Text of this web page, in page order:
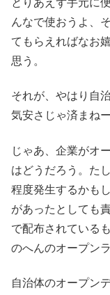
んなで使おうよ、
てもらえればなお
思う。
それが、やはり自
気安さじゃ済まね
じゃあ、企業がオ
はどうだろう。た
程度発生するかも
があったとしても
で配布されている
のへんのオープン
自治体のオープン